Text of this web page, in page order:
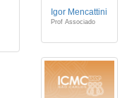
Igor Mencattini
Prof Associado